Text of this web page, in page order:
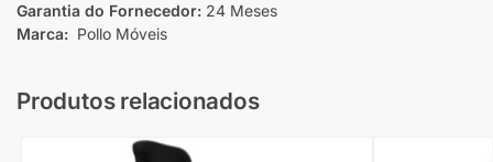
Garantia do Fornecedor: 24 Meses
Marca: Pollo Móveis
Produtos relacionados